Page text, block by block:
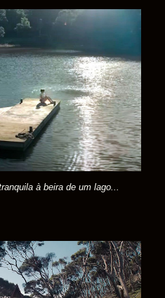
à beira de um lago...